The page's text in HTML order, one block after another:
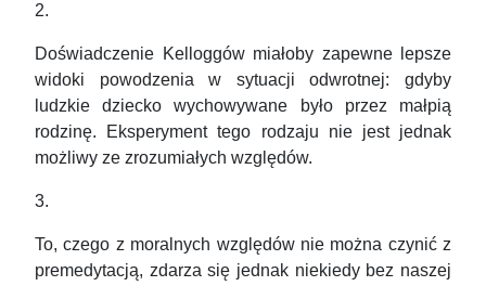
2.
Doświadczenie Kelloggów miałoby zapewne lepsze
widoki powodzenia w sytuacji odwrotnej: gdyby
ludzkie dziecko wychowywane było przez małpią
rodzinę. Eksperyment tego rodzaju nie jest jednak
możliwy ze zrozumiałych względów.
3.
To, czego z moralnych względów nie można czynić z
premedytacją, zdarza się jednak niekiedy bez naszej